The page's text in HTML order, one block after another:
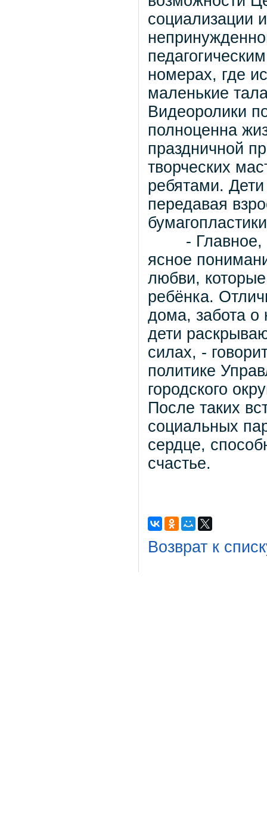
социализации
номерах, где
маленькие
Видеоролики
полноценна
праздничной
творческих
ребятами.
передавая
- Главное,
ясное
любви,
ребёнка.
дома, забота о
дети
силах, -
политике
городского
После таких
социальных
сердце,
счастье.
Возврат к